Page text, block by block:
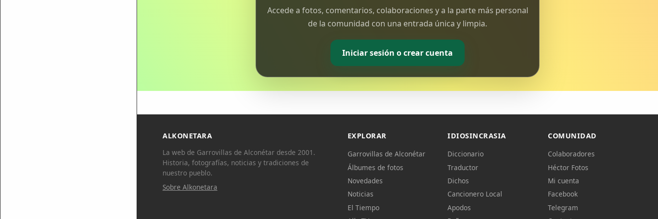
Accede a fotos, comentarios, colaboraciones y a la parte más personal
de la comunidad con una entrada única y limpia.
Iniciar sesión o crear cuenta
ALKONETARA
La web de Garrovillas de Alconétar desde 2001.
Historia, fotografías, noticias y tradiciones de
nuestro pueblo.
Sobre Alkonetara
EXPLORAR
Garrovillas de Alconétar
Álbumes de fotos
Novedades
Noticias
El Tiempo
IDIOSINCRASIA
Diccionario
Traductor
Dichos
Cancionero Local
Apodos
COMUNIDAD
Colaboradores
Héctor Fotos
Mi cuenta
Facebook
Telegram